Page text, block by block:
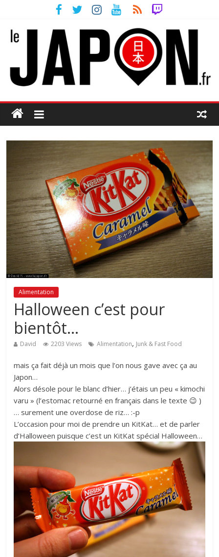
Alimentation
Halloween c’est pour
bientôt…
David 2203 Views Alimentation, Junk & Fast Food
mais ça fait déjà un mois que l’on nous gave avec ça au
Japon…
Alors désole pour le blanc d’hier… j’étais un peu « kimochi
varu » (l’estomac retourné en français dans le texte 😉 )
… surement une overdose de riz… :-p
L’occasion pour moi de prendre un KitKat… et de parler
d’Halloween puisque c’est un KitKat spécial Halloween…